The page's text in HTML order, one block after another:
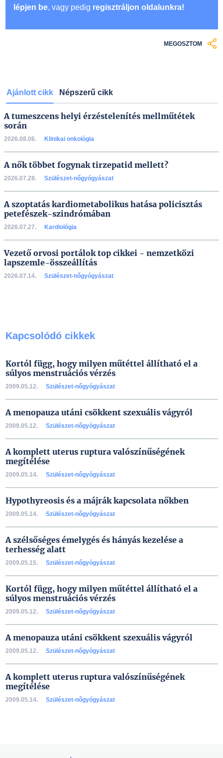
lépjen be, vagy pedig regisztráljon oldalunkra!
MEGOSZTOM
Ajánlott cikk Népszerű cikk
A tumeszcens helyi érzéstelenítés mellműtétek
során
2026.08.06. Klinikai onkológia
A nők többet fogynak tirzepatid mellett?
2026.07.28. Szülészet-nőgyógyászat
A szoptatás kardiometabolikus hatása policisztás
petefészek-szindrómában
2026.07.27. Kardiológia
Vezető orvosi portálok top cikkei - nemzetközi
lapszemle-összeállítás
2026.07.14. Szülészet-nőgyógyászat
Kapcsolódó cikkek
Kortól függ, hogy milyen műtéttel állítható el a
súlyos menstruációs vérzés
2009.05.12. Szülészet-nőgyógyászat
A menopauza utáni csökkent szexuális vágyról
2009.05.12. Szülészet-nőgyógyászat
A komplett uterus ruptura valószínűségének
megítélése
2009.05.14. Szülészet-nőgyógyászat
Hypothyreosis és a májrák kapcsolata nőkben
2009.05.14. Szülészet-nőgyógyászat
A szélsőséges émelygés és hányás kezelése a
terhesség alatt
2009.05.15. Szülészet-nőgyógyászat
Kortól függ, hogy milyen műtéttel állítható el a
súlyos menstruációs vérzés
2009.05.12. Szülészet-nőgyógyászat
A menopauza utáni csökkent szexuális vágyról
2009.05.12. Szülészet-nőgyógyászat
A komplett uterus ruptura valószínűségének
megítélése
2009.05.14. Szülészet-nőgyógyászat